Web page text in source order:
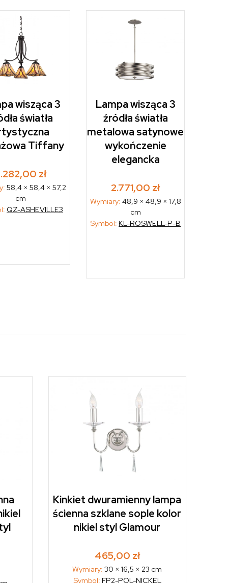
wisząca 3
światła
Tiffany
zł
58,4 × 58,4 × 57,2
cm
QZ-ASHEVILLE3
Lampa wisząca 3
źródła światła
metalowa satynowe
wykończenie
elegancka
2.771,00 zł
Wymiary: 48,9 × 48,9 × 17,8
cm
Symbol:KL-ROSWELL-P-B
Kinkiet dwuramienny lampa
ścienna szklane sople kolor
nikiel styl Glamour
465,00 zł
Wymiary:30 × 16,5 × 23 cm
Symbol: FP2-POL-NICKEL